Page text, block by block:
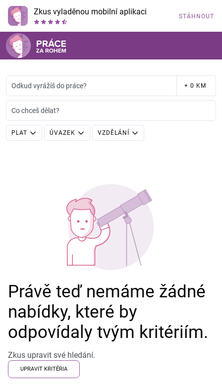
Zkus vyladěnou mobilní aplikaci STÁHNOUT
Odkud vyrážíš do práce? + 0 KM
Co chceš dělat?
PLAT ÚVAZEK VZDĚLÁNÍ
Právě teď nemáme žádné
nabídky, které by
odpovídaly tvým kritériím.
Zkus upravit své hledání.
UPRAVIT KRITÉRIA